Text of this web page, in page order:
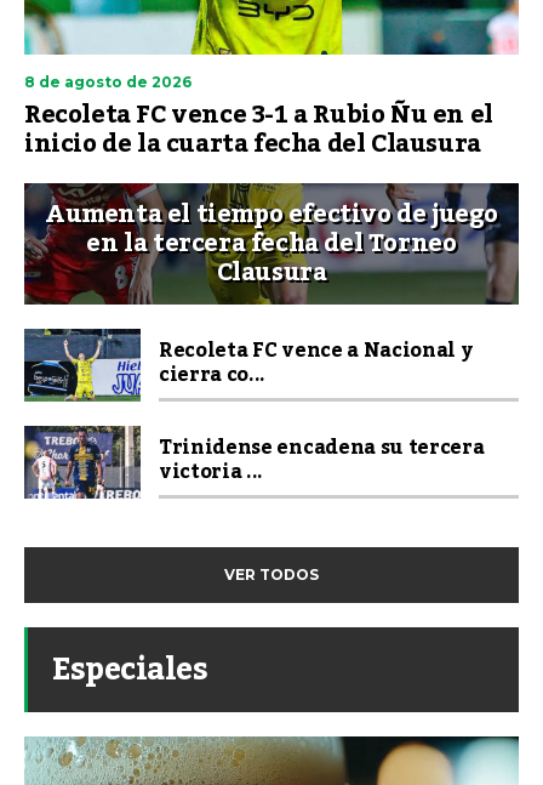
8 de agosto de 2026
Recoleta FC vence 3-1 a Rubio Ñu en el
inicio de la cuarta fecha del Clausura
Aumenta el tiempo efectivo de juego
en la tercera fecha del Torneo
Clausura
Recoleta FC vence a Nacional y
cierra co...
Trinidense encadena su tercera
victoria ...
VER TODOS
Especiales